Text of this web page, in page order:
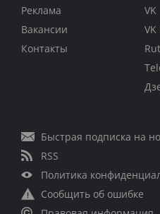
Реклама
Вакансии
Контакты
VK
Быстрая подписка на
RSS
Политика
Сообщить об ошибке